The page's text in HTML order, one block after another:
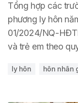
Tổng hợp các
phương ly hôn
01/2024/NQ-
và trẻ em theo
ly hôn hôn nhân